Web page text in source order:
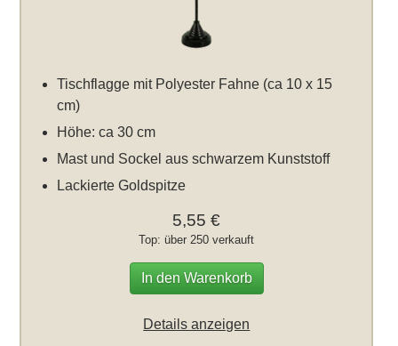
Tischflagge mit Polyester Fahne (ca 10 x 15
cm)
Höhe: ca 30 cm
Mast und Sockel aus schwarzem Kunststoff
Lackierte Goldspitze
5,55 €
Top: über 250 verkauft
In den Warenkorb
Details anzeigen